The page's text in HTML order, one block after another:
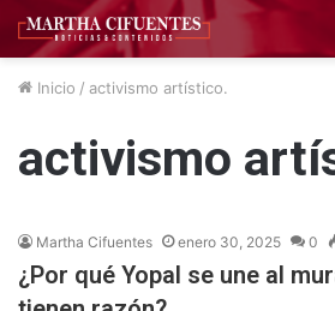
Inicio / activismo artístico.
activismo
Martha Cifuentes enero 30, 2025 0
¿Por qué Yopal se une al